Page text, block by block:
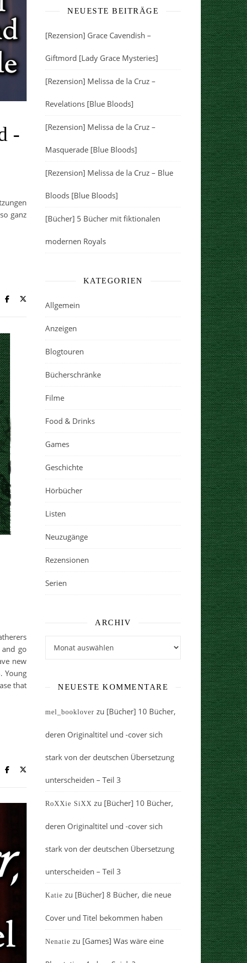
-
ganz
go
new
Young
that
NEUESTE BEITRÄGE
[Rezension] Grace Cavendish –
Giftmord [Lady Grace Mysteries]
[Rezension] Melissa de la Cruz –
Revelations [Blue Bloods]
[Rezension] Melissa de la Cruz –
Masquerade [Blue Bloods]
[Rezension] Melissa de la Cruz – Blue
Bloods [Blue Bloods]
[Bücher] 5 Bücher mit fiktionalen
modernen Royals
KATEGORIEN
Allgemein
Anzeigen
Blogtouren
Bücherschränke
Filme
Food & Drinks
Games
Geschichte
Hörbücher
Listen
Neuzugänge
Rezensionen
Serien
ARCHIV
NEUESTE KOMMENTARE
mel_booklover zu [Bücher] 10 Bücher,
deren Originaltitel und -cover sich
stark von der deutschen Übersetzung
unterscheiden – Teil 3
RoXXie SiXX zu [Bücher] 10 Bücher,
deren Originaltitel und -cover sich
stark von der deutschen Übersetzung
unterscheiden – Teil 3
Katie zu [Bücher] 8 Bücher, die neue
Cover und Titel bekommen haben
Nenatie zu [Games] Was wäre eine